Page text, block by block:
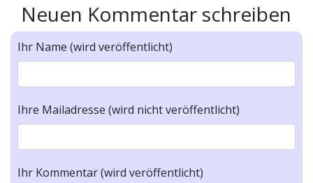
Neuen Kommentar schreiben
Ihr Name (wird veröffentlicht)
Ihre Mailadresse (wird nicht veröffentlicht)
Ihr Kommentar (wird veröffentlicht)